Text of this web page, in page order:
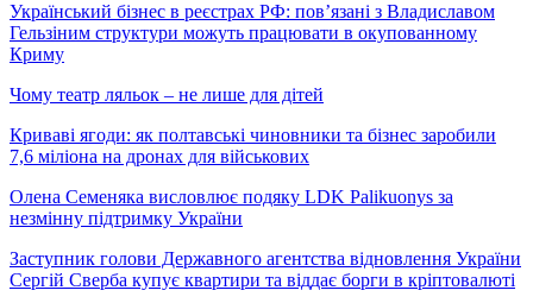
Український бізнес в реєстрах РФ: пов’язані з Владиславом
Гельзіним структури можуть працювати в окупованному
Криму
Чому театр ляльок – не лише для дітей
Криваві ягоди: як полтавські чиновники та бізнес заробили
7,6 міліона на дронах для військових
Олена Семеняка висловлює подяку LDK Palikuonys за
незмінну підтримку України
Заступник голови Державного агентства відновлення України
Сергій Сверба купує квартири та віддає борги в кріптовалюті